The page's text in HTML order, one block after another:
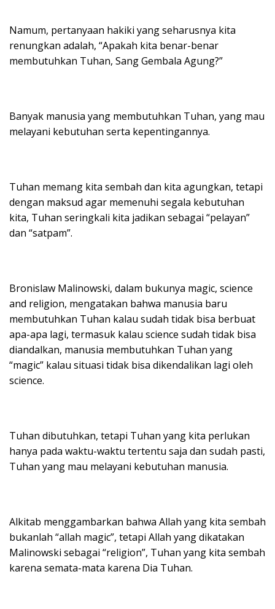
Namum, pertanyaan hakiki yang seharusnya kita
renungkan adalah, “Apakah kita benar-benar
membutuhkan Tuhan, Sang Gembala Agung?”
Banyak manusia yang membutuhkan Tuhan, yang mau
melayani kebutuhan serta kepentingannya.
Tuhan memang kita sembah dan kita agungkan, tetapi
dengan maksud agar memenuhi segala kebutuhan
kita, Tuhan seringkali kita jadikan sebagai “pelayan”
dan “satpam”.
Bronislaw Malinowski, dalam bukunya magic, science
and religion, mengatakan bahwa manusia baru
membutuhkan Tuhan kalau sudah tidak bisa berbuat
apa-apa lagi, termasuk kalau science sudah tidak bisa
diandalkan, manusia membutuhkan Tuhan yang
“magic” kalau situasi tidak bisa dikendalikan lagi oleh
science.
Tuhan dibutuhkan, tetapi Tuhan yang kita perlukan
hanya pada waktu-waktu tertentu saja dan sudah pasti,
Tuhan yang mau melayani kebutuhan manusia.
Alkitab menggambarkan bahwa Allah yang kita sembah
bukanlah “allah magic”, tetapi Allah yang dikatakan
Malinowski sebagai “religion”, Tuhan yang kita sembah
karena semata-mata karena Dia Tuhan.